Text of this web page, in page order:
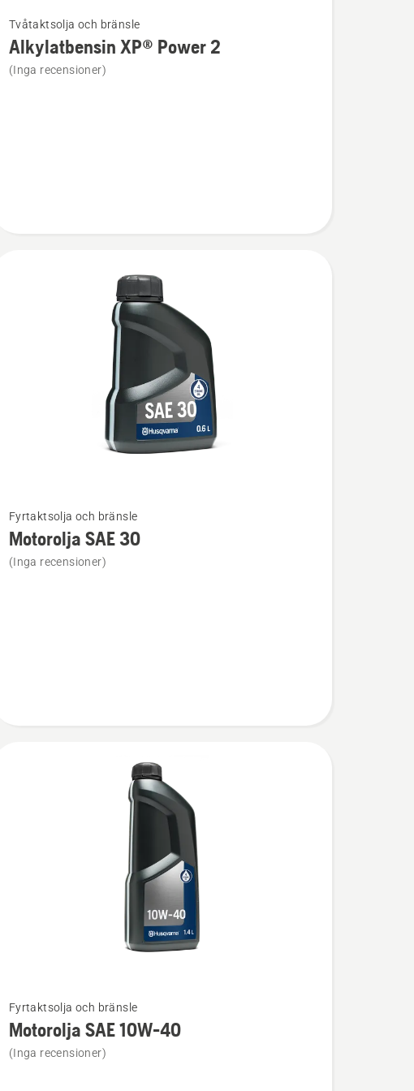
mer
information
om
Tvåtaktsolja och bränsle
Alkylatbensin XP® Power 2
(Inga recensioner)
mer
information
om
Fyrtaktsolja och bränsle
Motorolja SAE 30
(Inga recensioner)
mer
information
om
Fyrtaktsolja och bränsle
Motorolja SAE 10W-40
(Inga recensioner)